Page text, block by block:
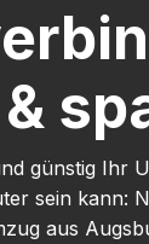
günstig Ihr
sein kann:
aus